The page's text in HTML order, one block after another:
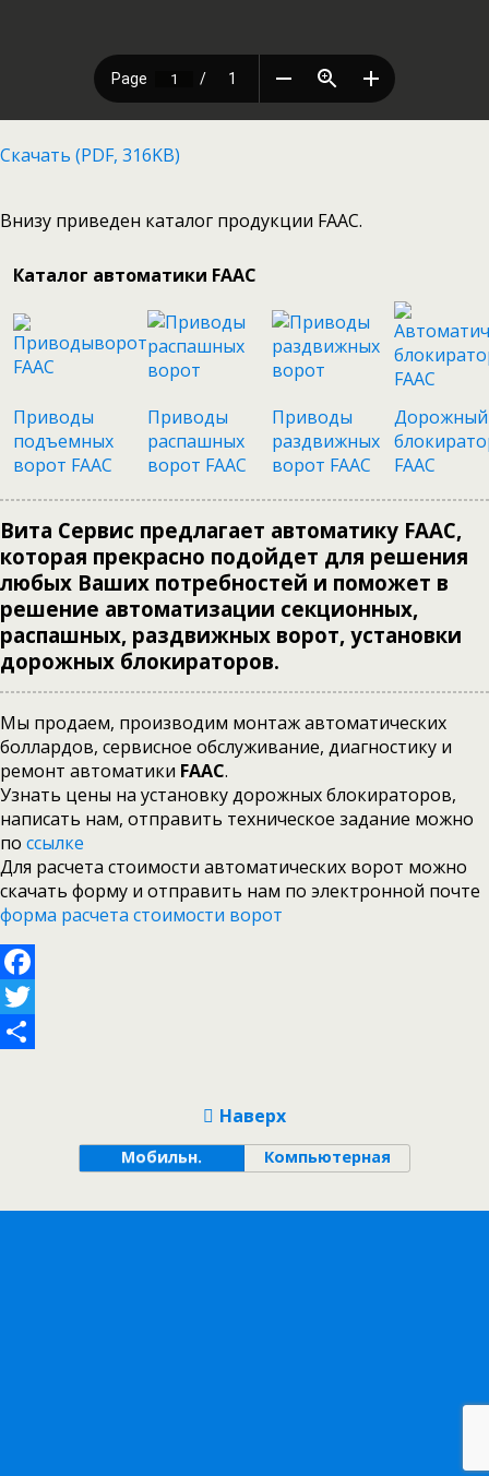
Скачать (PDF, 316KB)
Внизу приведен каталог продукции FAAC.
Каталог автоматики FAAC
Приводы
подъемных
ворот FAAC
Приводы
распашных
ворот FAAC
Приводы
раздвижных
ворот FAAC
Дорожный
FAAC
Вита Сервис предлагает автоматику FAAC,
которая прекрасно подойдет для решения
любых Ваших потребностей и поможет в
решение автоматизации секционных,
распашных, раздвижных ворот, установки
дорожных блокираторов.
Мы продаем, производим монтаж автоматических
боллардов, сервисное обслуживание, диагностику и
ремонт автоматики FAAC.
Узнать цены на установку дорожных блокираторов,
написать нам, отправить техническое задание можно
по ссылке
Для расчета стоимости автоматических ворот можно
скачать форму и отправить нам по электронной почте
форма расчета стоимости ворот
Facebook
Twitter
Наверх
Мобильн. Компьютерная